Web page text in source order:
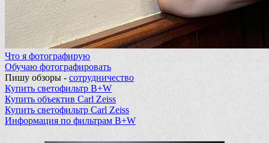
Что я фотографирую
Обучаю фотографировать
Пишу обзоры - сотрудничество
Купить светофильтр B+W
Купить объектив Carl Zeiss
Купить светофильтр Carl Zeiss
Информация по фильтрам B+W